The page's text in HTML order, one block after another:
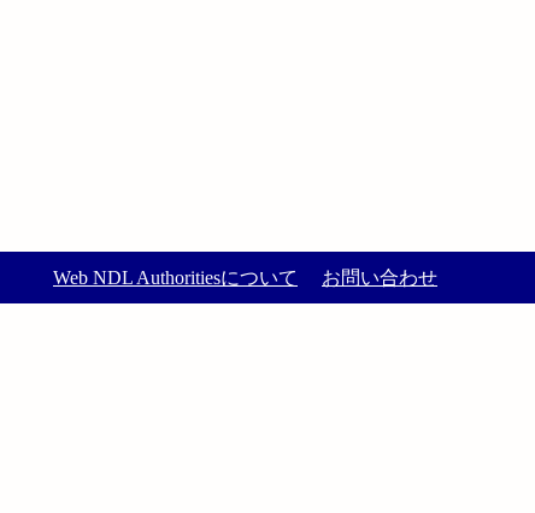
Web NDL Authoritiesについて お問い合わせ